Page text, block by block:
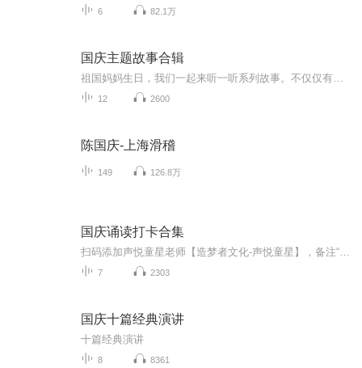
6 82.1万
国庆主题故事合辑
12 2600
陈国庆-上海滑稽
149 126.8万
国庆诵读打卡合集
7 2303
国庆十篇经典演讲
十篇经典演讲
8 8361